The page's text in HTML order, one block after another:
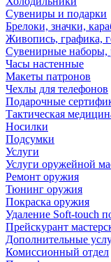
Сувениры и подарки
Брелоки, значки,
Живопись, графика,
Сувенирные наборы,
Часы настенные
Макеты патронов
Чехлы для телефонов
Подарочные
Тактическая
Носилки
Подсумки
Услуги
Услуги оружейной
Ремонт оружия
Тюнинг оружия
Покраска оружия
Удаление Soft-touch
Прейскурант
Дополнительные
Комиссионный отдел